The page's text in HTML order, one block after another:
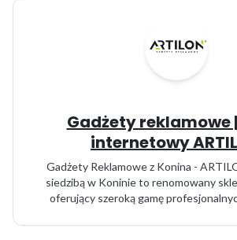
Gadżety reklamowe
internetowy
Gadżety Reklamowe z Konina -
siedzibą w Koninie to renomowany
oferujący szeroką gamę